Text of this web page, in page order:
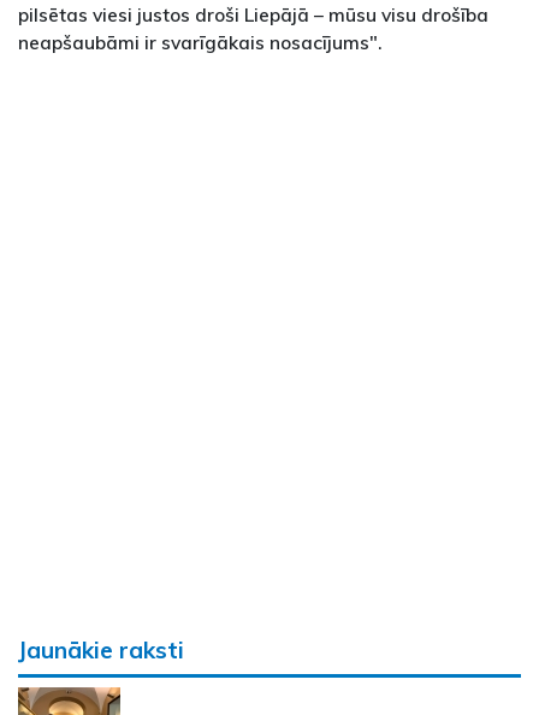
pilsētas viesi justos droši Liepājā – mūsu visu drošība
neapšaubāmi ir svarīgākais nosacījums".
Jaunākie raksti